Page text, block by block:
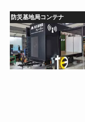
防災基地局コンテナ